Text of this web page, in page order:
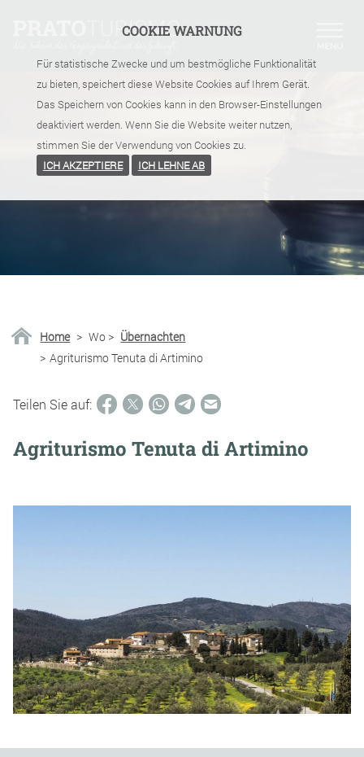
COOKIE WARNUNG
Für statistische Zwecke und um bestmögliche Funktionalität
zu bieten, speichert diese Website Cookies auf Ihrem Gerät.
Das Speichern von Cookies kann in den Browser-Einstellungen
deaktiviert werden. Wenn Sie die Website weiter nutzen,
stimmen Sie der Verwendung von Cookies zu.
ICH AKZEPTIERE
ICH LEHNE AB
Home > Wo > Übernachten
> Agriturismo Tenuta di Artimino
Teilen Sie auf:
Agriturismo Tenuta di Artimino